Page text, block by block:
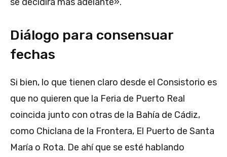
Diálogo para consensuar
fechas
Si bien, lo que tienen claro desde el Consistorio es
que no quieren que la Feria de Puerto Real
coincida junto con otras de la Bahía de Cádiz,
como Chiclana de la Frontera, El Puerto de Santa
María o Rota. De ahí que se esté hablando